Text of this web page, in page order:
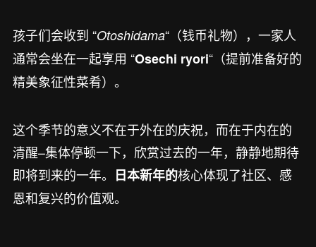
孩子们会收到 “Otoshidama“（钱币礼物），一家人
通常会坐在一起享用 “Osechi ryori“（提前准备好的
精美象征性菜肴）。
这个季节的意义不在于外在的庆祝，而在于内在的
清醒–集体停顿一下，欣赏过去的一年，静静地期待
即将到来的一年。 日本新年的核心体现了社区、感
恩和复兴的价值观。